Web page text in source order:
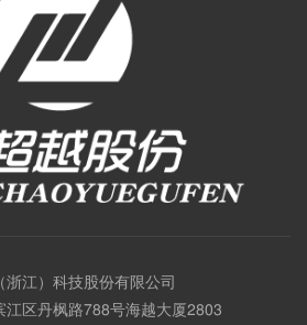
浙江）科技股份有限公司
江区丹枫路788号海越大厦2803